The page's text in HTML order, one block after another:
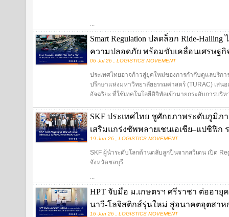
...
Smart Regulation ปลดล็อก Ride-
ความปลอดภัย พร้อมขับเคลื่อนเศรษฐกิ
06 Jul 26 , LOGISTICS MOVEMENT
ประเทศไทยอาจก้าวสู่ยุคใหม่ของการกำกับดูแลบริก
ปรึกษาแห่งมหาวิทยาลัยธรรมศาสตร์ (TURAC) เสน
อัจฉริยะ ที่ใช้เทคโนโลยีดิจิทัลเข้ามายกระดับการบริห
SKF ประเทศไทย ชูศักยภาพระดับภูมิภา
เสริมแกร่งซัพพลายเชนเอเชีย–แปซิฟิก
19 Jun 26 , LOGISTICS MOVEMENT
SKF ผู้นำระดับโลกด้านตลับลูกปืนจากสวีเดน เปิด
จังหวัดชลบุรี
...
HPT จับมือ ม.เกษตรฯ ศรีราชา ต่ออา
นาวี-โลจิสติกส์รุ่นใหม่ สู่อนาคตอุตสาห
16 Jun 26 , LOGISTICS MOVEMENT